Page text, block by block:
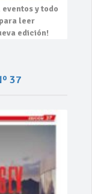
eventosy todo
leer
edición!
37